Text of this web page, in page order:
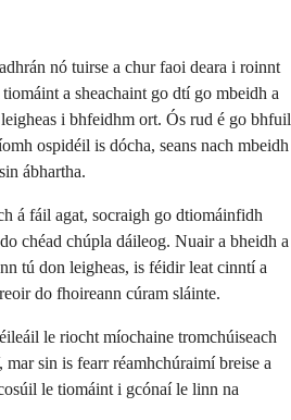
nó tuirse a chur faoi deara i roinnt
a sheachaint go dtí go mbeidh a
i bhfeidhm ort. Ós rud é go bhfuil
ospidéil is dócha, seans nach mbeidh
ábhartha.
á fáil agat, socraigh go dtiomáinfidh
chéad chúpla dáileog. Nuair a bheidh a
tú don leigheas, is féidir leat cinntí a
do fhoireann cúram sláinte.
le riocht míochaine tromchúiseach
sin is fearr réamhchúraimí breise a
le tiomáint i gcónaí le linn na